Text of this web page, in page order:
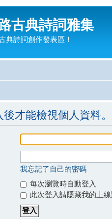
古典詩詞雅集
典詩詞創作發表區！
才能檢視個人資料。
我忘記了自己的密碼
每次瀏覽時自動登入
此次登入請隱藏我的上